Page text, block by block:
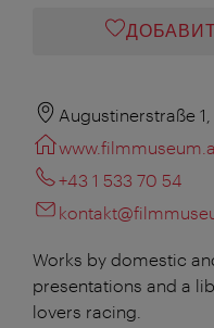
Augustinerstraße 1,
+43 1 533 70 54
Works by domestic
presentations and a
lovers racing.